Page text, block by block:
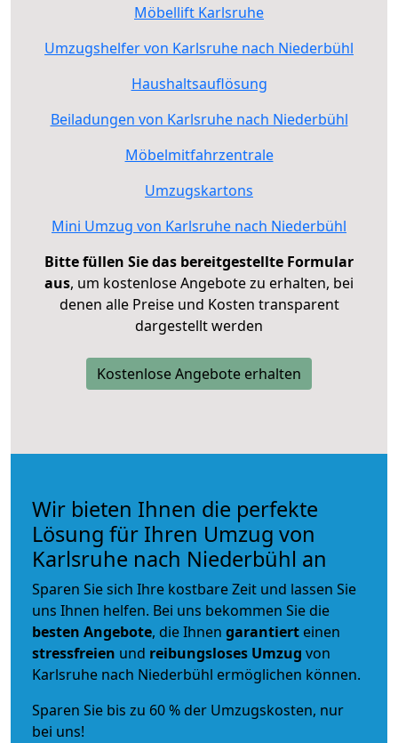
Möbellift Karlsruhe
Umzugshelfer von Karlsruhe nach Niederbühl
Haushaltsauflösung
Beiladungen von Karlsruhe nach Niederbühl
Möbelmitfahrzentrale
Umzugskartons
Mini Umzug von Karlsruhe nach Niederbühl
Bitte füllen Sie das bereitgestellte Formular
aus, um kostenlose Angebote zu erhalten, bei
denen alle Preise und Kosten transparent
dargestellt werden
Kostenlose Angebote erhalten
Wir bieten Ihnen die perfekte
Lösung für Ihren Umzug von
Karlsruhe nach Niederbühl an
Sparen Sie sich Ihre kostbare Zeit und lassen Sie
uns Ihnen helfen. Bei uns bekommen Sie die
besten Angebote, die Ihnen garantiert einen
stressfreien und reibungsloses Umzug von
Karlsruhe nach Niederbühl ermöglichen können.
Sparen Sie bis zu 60 % der Umzugskosten, nur
bei uns!